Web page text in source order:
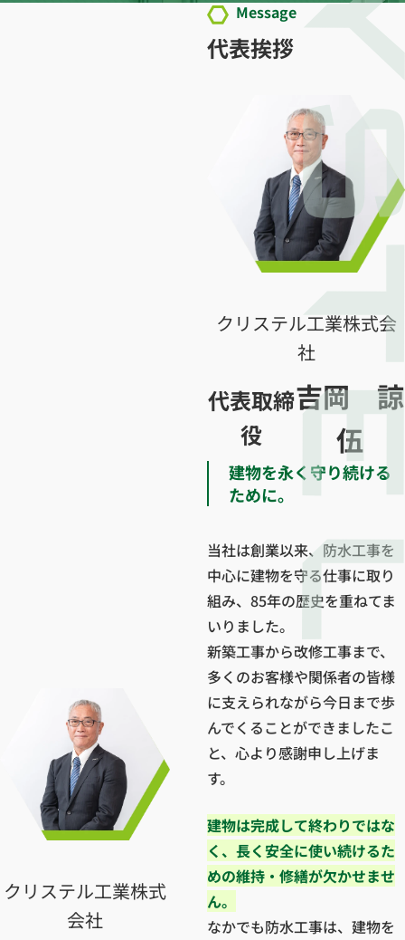
クリステル工業株式
会社
Message
代表挨拶
クリステル工業株式会
社
代表取締
役
吉岡 諒
伍
建物を永く守り続ける
ために。
当社は創業以来、防水工事を
中心に建物を守る仕事に取り
組み、85年の歴史を重ねてま
いりました。
新築工事から改修工事まで、
多くのお客様や関係者の皆様
に支えられながら今日まで歩
んでくることができましたこ
と、心より感謝申し上げま
す。
建物は完成して終わりではな
く、長く安全に使い続けるた
めの維持・修繕が欠かせませ
ん。
なかでも防水工事は、建物を